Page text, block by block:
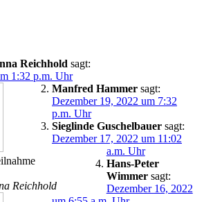
Reichhold sagt:
1:32 p.m. Uhr
Reichhold
Manfred Hammer sagt:
Dezember 19, 2022 um 7:32
p.m. Uhr
Sieglinde Guschelbauer sagt:
Dezember 17, 2022 um 11:02
a.m. Uhr
Hans-Peter
Wimmer sagt:
Dezember 16, 2022